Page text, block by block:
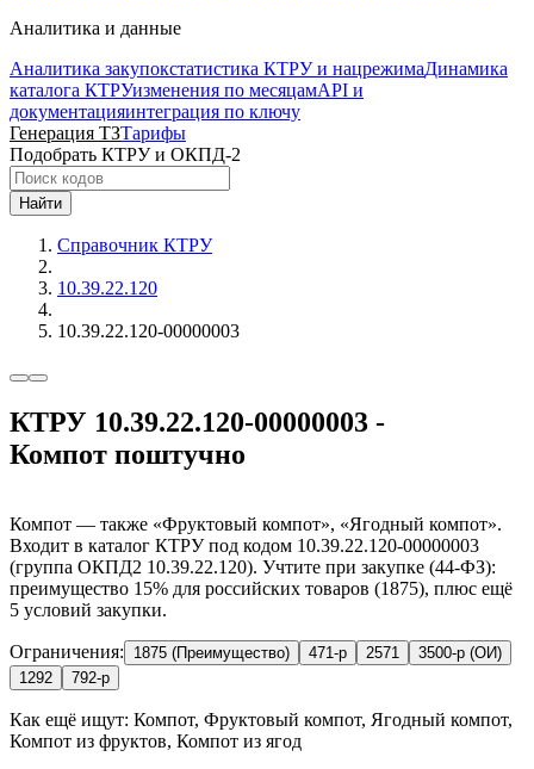
Аналитика и данные
Аналитика закупокстатистика КТРУ и нацрежимаДинамика
каталога КТРУизменения по месяцамAPI и
документацияинтеграция по ключу
Генерация ТЗТарифы
Подобрать КТРУ и ОКПД-2
Найти
Справочник КТРУ
10.39.22.120
10.39.22.120-00000003
КТРУ 10.39.22.120-00000003 -
Компот поштучно
Компот — также «Фруктовый компот», «Ягодный компот».
Входит в каталог КТРУ под кодом 10.39.22.120-00000003
(группа ОКПД2 10.39.22.120). Учтите при закупке (44-ФЗ):
преимущество 15% для российских товаров (1875), плюс ещё
5 условий закупки.
Ограничения: 1875 (Преимущество) 471-р 2571
3500-р (ОИ)
1292
792-р
Как ещё ищут: Компот, Фруктовый компот, Ягодный компот,
Компот из фруктов, Компот из ягод